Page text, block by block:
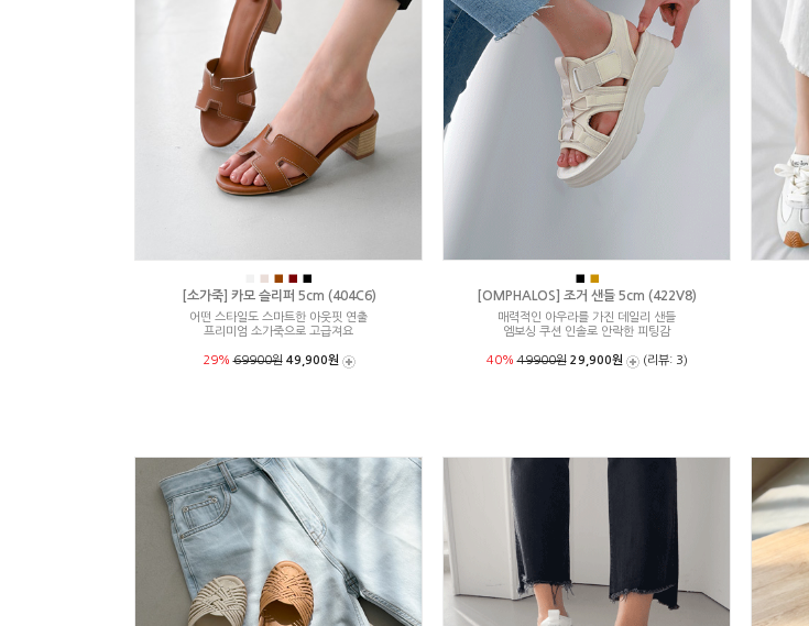
■ ■ ■
[소가죽] 카모 슬리퍼 5cm (404C6)
어떤 스타일도 스마트한 아웃핏 연출
프리미엄 소가죽으로 고급져요
29%69900원 49,900원
■ ■
[OMPHALOS] 조거 샌들 5cm (422V8)
매력적인 아우라를 가진 데일리 샌들
엠보싱 쿠션 인솔로 안락한 피팅감
40%49900원 29,900원 (리뷰: 3)